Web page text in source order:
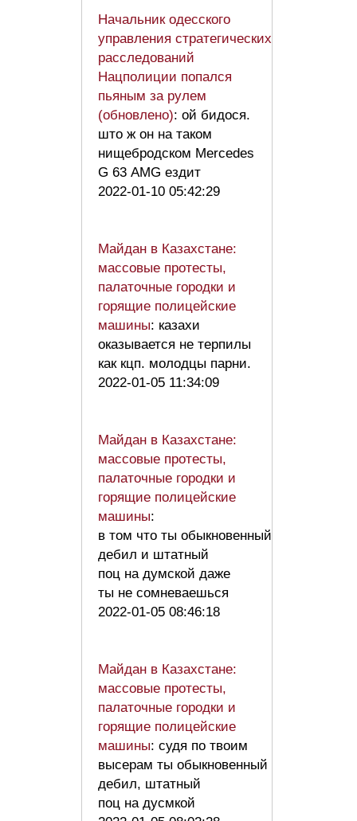
Начальник одесского
управления стратегических
расследований
Нацполиции попался
пьяным за рулем
(обновлено): ой бидося.
што ж он на таком
нищебродском Mercedes
G 63 AMG ездит
2022-01-10 05:42:29
Майдан в Казахстане:
массовые протесты,
палаточные городки и
горящие полицейские
машины: казахи
оказывается не терпилы
как кцп. молодцы парни.
2022-01-05 11:34:09
Майдан в Казахстане:
массовые протесты,
палаточные городки и
горящие полицейские
машины:
в том что ты обыкновенный
дебил и штатный
поц на думской даже
ты не сомневаешься
2022-01-05 08:46:18
Майдан в Казахстане:
массовые протесты,
палаточные городки и
горящие полицейские
машины: судя по твоим
высерам ты обыкновенный
дебил, штатный
поц на дусмкой